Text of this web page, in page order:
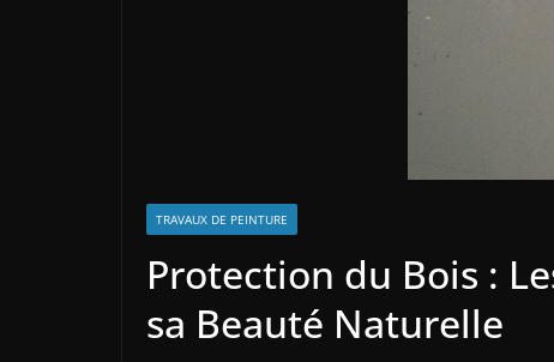
TRAVAUX DE PEINTURE
Protection du Bois :
sa Beauté Naturelle